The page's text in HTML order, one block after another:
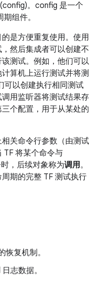
(config)。config 是一个
组件。
是方便重复使用。使用
然后集成者可以创建不
测试。例如，他们可以
算机上运行测试并将测
以创建执行相同测试
用监听器将测试结果存
个配置，用于从某处的
关命令行参数（由测试
TF 将某个命令与
，后续对象称为调用。
期的完整 TF 测试执行
恢复机制。
志数据。